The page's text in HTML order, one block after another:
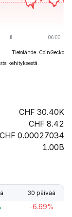
Tietolähde: CoinGecko
kehityksestä.
30.40K
8.42
0.00027034
1.00B
30 päivää
-6.69%